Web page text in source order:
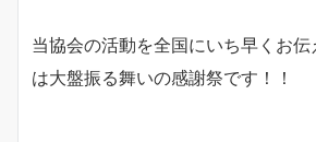
当協会の活動を全国にいち早くお
は大盤振る舞いの感謝祭です！！